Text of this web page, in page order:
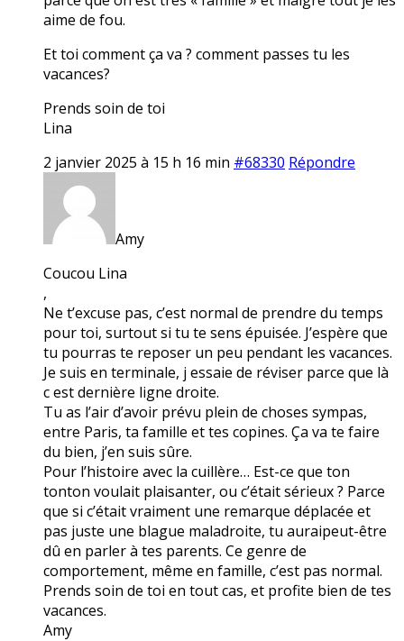
aime de fou.
Et toi comment ça va ? comment passes tu les
vacances?
Prends soin de toi
Lina
2 janvier 2025 à 15 h 16 min #68330 Répondre
Amy
Coucou Lina
,
Ne t’excuse pas, c’est normal de prendre du temps
pour toi, surtout si tu te sens épuisée. J’espère que
tu pourras te reposer un peu pendant les vacances.
Je suis en terminale, j essaie de réviser parce que là
c est dernière ligne droite.
Tu as l’air d’avoir prévu plein de choses sympas,
entre Paris, ta famille et tes copines. Ça va te faire
du bien, j’en suis sûre.
Pour l’histoire avec la cuillère… Est-ce que ton
tonton voulait plaisanter, ou c’était sérieux ? Parce
que si c’était vraiment une remarque déplacée et
pas juste une blague maladroite, tu auraipeut-être
dû en parler à tes parents. Ce genre de
comportement, même en famille, c’est pas normal.
Prends soin de toi en tout cas, et profite bien de tes
vacances.
Amy